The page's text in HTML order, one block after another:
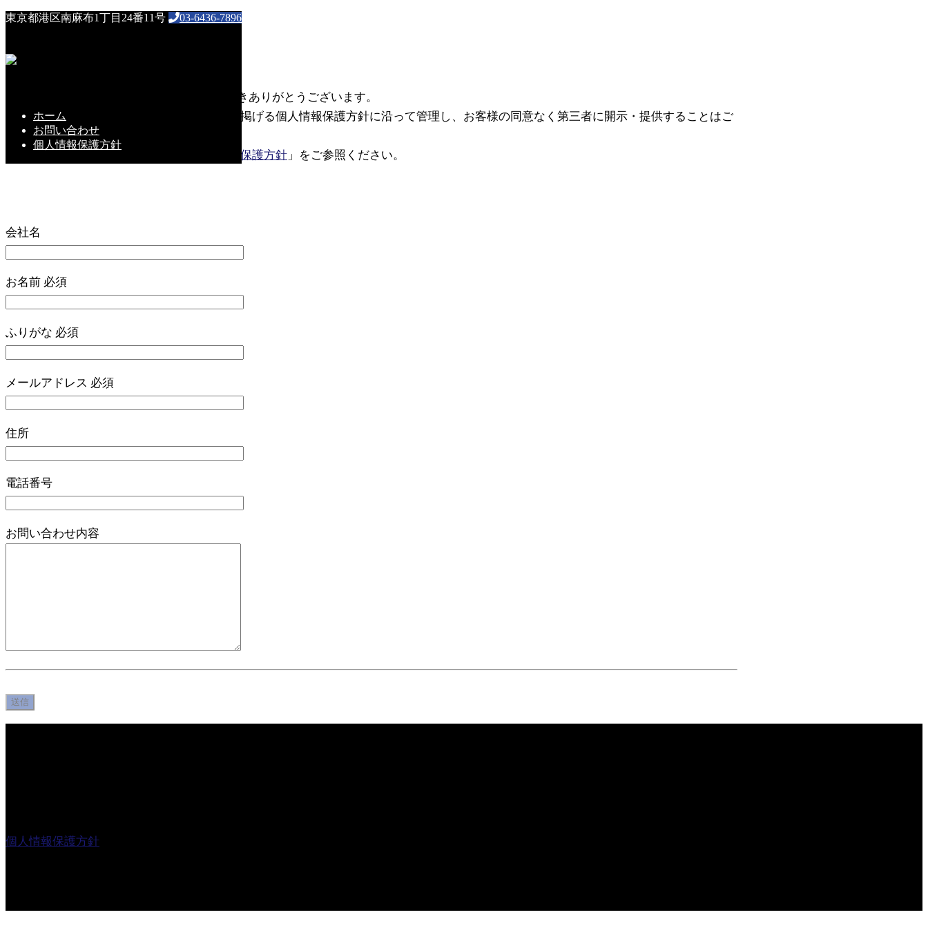
東京都港区南麻布1丁目24番11号 03-6436-7896
ホーム
お問い合わせ
個人情報保護方針
HOME
お問い合わせ
株式会社REALRIZEにご興味をお持ちいただきありがとうございます。
お問い合わせいただきました内容は、当社の掲げる個人情報保護方針に沿って管理し、お客様の同意なく第三者に開示・提供することはご
ざいません。
詳細につきましては、当サイトの「
個人情報保護方針 」をご参照ください。
会社名
お名前 必須
ふりがな 必須
メールアドレス 必須
住所
電話番号
お問い合わせ内容
個人情報保護方針